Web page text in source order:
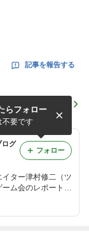
記事を報告する
すごろく」の進捗
スの完成
ログ
ター津村修二（ツ
ム会のレポートが
らフォロー
不要です
フォロー